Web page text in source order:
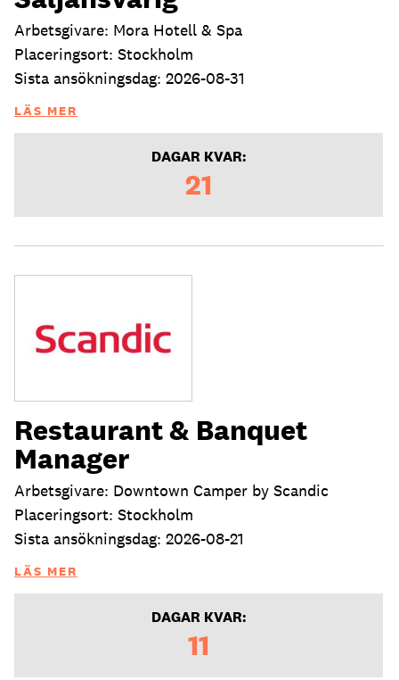
Arbetsgivare: Mora Hotell & Spa
Placeringsort: Stockholm
Sista ansökningsdag: 2026-08-31
LÄS MER
DAGAR KVAR:
21
Restaurant & Banquet
Manager
Arbetsgivare: Downtown Camper by Scandic
Placeringsort: Stockholm
Sista ansökningsdag: 2026-08-21
LÄS MER
DAGAR KVAR:
11